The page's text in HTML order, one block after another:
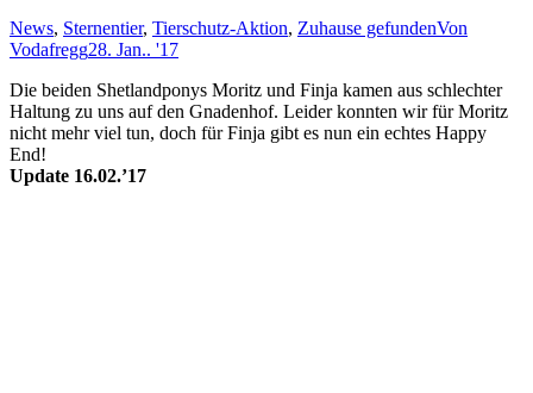
News, Sternentier, Tierschutz-Aktion, Zuhause gefundenVon
Vodafregg28. Jan.. '17
Die beiden Shet­land­pon­ys Mo­ritz und Fin­ja kam­en aus schlech­ter
Halt­ung zu uns auf den Gna­den­hof. Lei­der konn­ten wir für Mo­ritz
nicht mehr viel tun, doch für Fin­ja gibt es nun ein ech­tes Happy
End!
Update 16.02.’17